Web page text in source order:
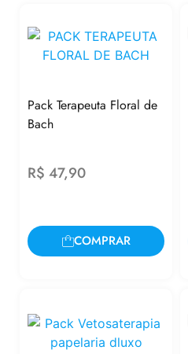
Pack Terapeuta Floral de
Bach
R$ 47,90
COMPRAR